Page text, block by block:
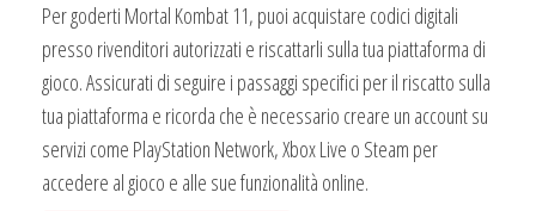
Per goderti Mortal Kombat 11, puoi acquistare codici digitali
presso rivenditori autorizzati e riscattarli sulla tua piattaforma di
gioco. Assicurati di seguire i passaggi specifici per il riscatto sulla
tua piattaforma e ricorda che è necessario creare un account su
servizi come PlayStation Network, Xbox Live o Steam per
accedere al gioco e alle sue funzionalità online.